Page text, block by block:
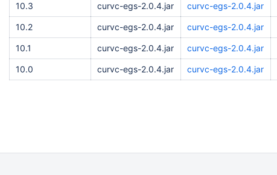
10.3 curvc-egs-2.0.4.jar curvc-egs-2.0.4.jar
10.2 curvc-egs-2.0.4.jar curvc-egs-2.0.4.jar
10.1 curvc-egs-2.0.4.jar curvc-egs-2.0.4.jar
10.0 curvc-egs-2.0.4.jar curvc-egs-2.0.4.jar